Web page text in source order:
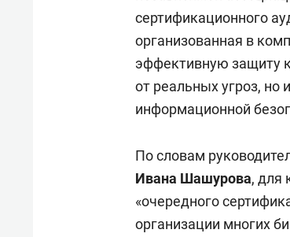
сертификационного
организованная в
эффективную защиту
от реальных угроз, но
информационной
По словам
Ивана Шашурова, для
«очередного
организации многих